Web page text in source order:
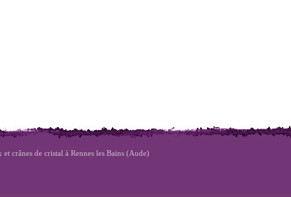
crânes de cristal à Rennes les Bains (Aude)